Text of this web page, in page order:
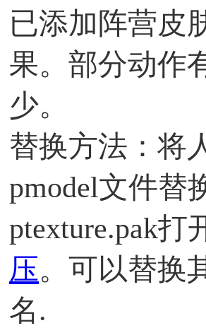
已添加阵营皮
果。部分动作
少。
替换方法：将
pmodel文件替
ptexture.pak打
压。可以替换
名.